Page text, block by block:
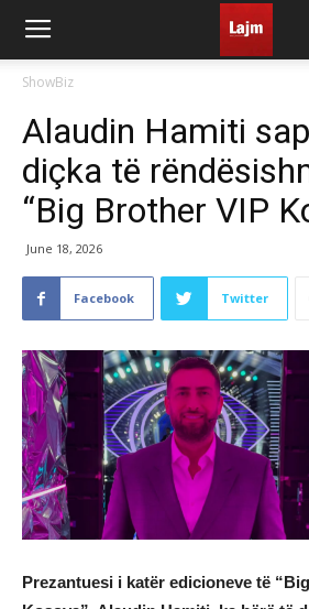
ShowBiz
Alaudin Hamiti
diçka të
“Big Brother VIP
June 18, 2026
Facebook Twitter
Prezantuesi i katër edicioneve të